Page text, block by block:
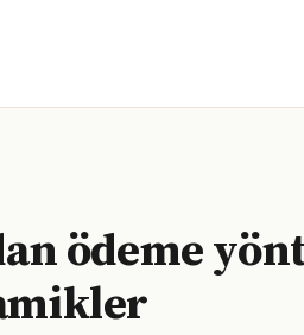
ödeme